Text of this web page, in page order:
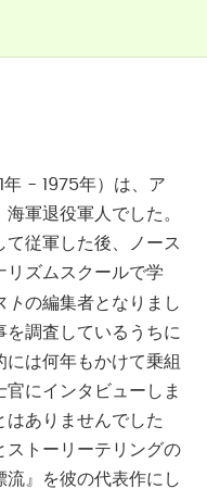
年 - 1975年）は、ア
軍退役軍人でした。
従軍した後、ノース
リズムスクールで学
トの編集者となりまし
を調査しているうちに
は何年もかけて乗組
にインタビューしま
はありませんでした
ストーリーテリングの
流』を彼の代表作にし